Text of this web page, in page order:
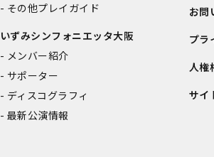
その他プレイガイド
いずみシンフォニエッタ大阪
メンバー紹介
サポーター
ディスコグラフィ
最新公演情報
お問
プラ
人権
サイ